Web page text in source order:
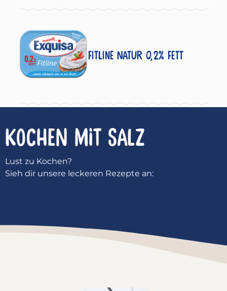
Fitline Natur 0,2% Fett
KOCHEN MIT Salz
Lust zu Kochen?
Sieh dir unsere leckeren Rezepte an: